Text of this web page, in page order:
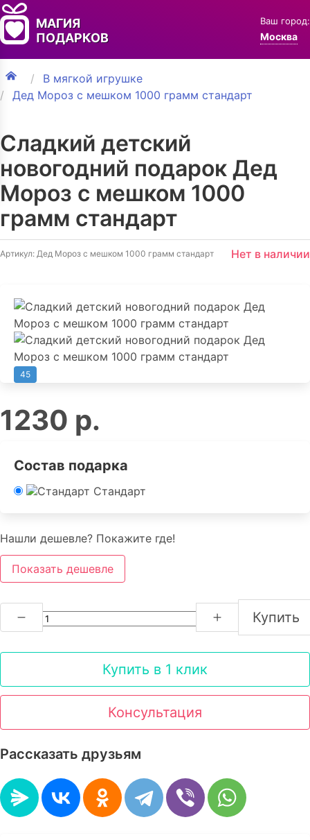
МАГИЯ
ПОДАРКОВ
Ваш город:
Москва
В мягкой игрушке
Дед Мороз с мешком 1000 грамм стандарт
Сладкий детский
новогодний подарок Дед
Мороз с мешком 1000
грамм стандарт
Артикул: Дед Мороз с мешком 1000 грамм стандарт Нет в наличии
45
1230 р.
Состав подарка
Стандарт
Нашли дешевле? Покажите где!
Показать дешевле
Купить
Купить в 1 клик
Консультация
Рассказать друзьям